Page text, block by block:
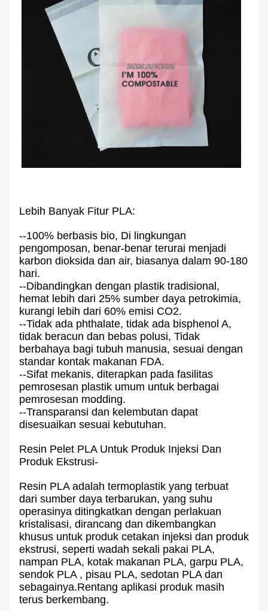
Lebih Banyak Fitur PLA:
--100% berbasis bio, Di lingkungan
pengomposan, benar-benar terurai menjadi
karbon dioksida dan air, biasanya dalam 90-180
hari.
--Dibandingkan dengan plastik tradisional,
hemat lebih dari 25% sumber daya petrokimia,
kurangi lebih dari 60% emisi CO2.
--Tidak ada phthalate, tidak ada bisphenol A,
tidak beracun dan bebas polusi, Tidak
berbahaya bagi tubuh manusia, sesuai dengan
standar kontak makanan FDA.
--Sifat mekanis, diterapkan pada fasilitas
pemrosesan plastik umum untuk berbagai
pemrosesan modding.
--Transparansi dan kelembutan dapat
disesuaikan sesuai kebutuhan.
Resin Pelet PLA Untuk Produk Injeksi Dan
Produk Ekstrusi-
Resin PLA adalah termoplastik yang terbuat
dari sumber daya terbarukan, yang suhu
operasinya ditingkatkan dengan perlakuan
kristalisasi, dirancang dan dikembangkan
khusus untuk produk cetakan injeksi dan produk
ekstrusi, seperti wadah sekali pakai PLA,
nampan PLA, kotak makanan PLA, garpu PLA,
sendok PLA , pisau PLA, sedotan PLA dan
sebagainya.Rentang aplikasi produk masih
terus berkembang.